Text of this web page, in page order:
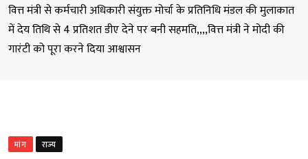
वित्त मंत्री से कर्मचारी अधिकारी संयुक्त मोर्चा के प्रतिनिधि मंडल की मुलाकात
में देय तिथि से 4 प्रतिशत डीए देने पर बनी सहमति,,,,वित्त मंत्री ने मोदी की
गारंटी को पूरा करने दिया आश्वासन
मांग राज्य